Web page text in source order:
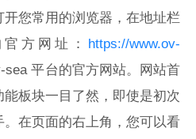
您常用的浏览器，在地址栏
官方网址： https://www.ov-
sea 平台的官方网站。网站首
板块一目了然，即使是初次
在页面的右上角，您可以看